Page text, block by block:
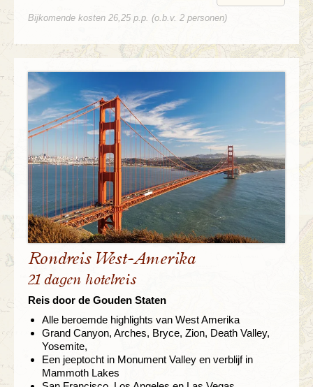
Bijkomende kosten 26,25 p.p. (o.b.v. 2 personen)
Rondreis West-Amerika
21 dagen hotelreis
Reis door de Gouden Staten
Alle beroemde highlights van West Amerika
Grand Canyon, Arches, Bryce, Zion, Death Valley,
Yosemite,
Een jeeptocht in Monument Valley en verblijf in
Mammoth Lakes